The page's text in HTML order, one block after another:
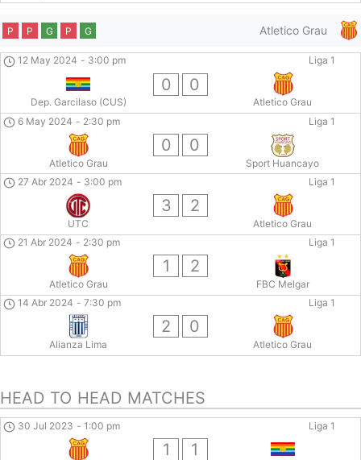
Atletico Grau
P P G P G
Liga 1
12 May 2024 - 3:00 pm
Dep. Garcilaso (CUS)
0 0
Atletico Grau
Liga 1
6 May 2024 - 2:30 pm
Atletico Grau
0 0
Sport Huancayo
Liga 1
27 Abr 2024 - 3:00 pm
UTC
3 2
Atletico Grau
Liga 1
21 Abr 2024 - 2:30 pm
Atletico Grau
1 2
FBC Melgar
Liga 1
14 Abr 2024 - 7:30 pm
Alianza Lima
2 0
Atletico Grau
HEAD TO HEAD MATCHES
Liga 1
30 Jul 2023 - 1:00 pm
1 1